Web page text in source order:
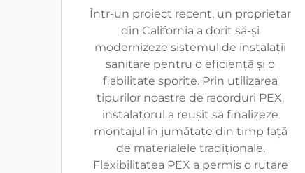
Într-un proiect recent, un proprietar
din California a dorit să-și
modernizeze sistemul de instalații
sanitare pentru o eficiență și o
fiabilitate sporite. Prin utilizarea
tipurilor noastre de racorduri PEX,
instalatorul a reușit să finalizeze
montajul în jumătate din timp față
de materialele tradiționale.
Flexibilitatea PEX a permis o rutare